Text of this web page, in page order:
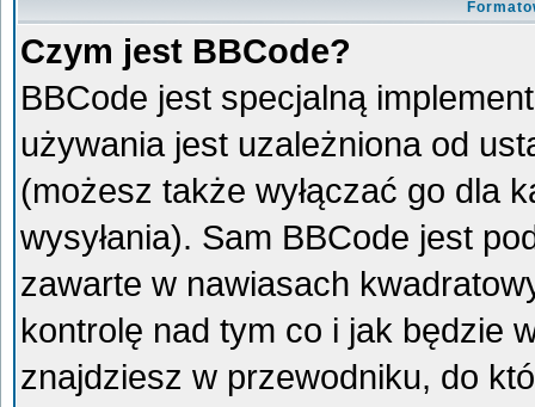
Czym jest BBCode?
BBCode jest specjalną
używania jest uzależniona od
(możesz także wyłączać go dla
wysyłania). Sam BBCode jest
zawarte w nawiasach
kontrolę nad tym co i jak będzie
znajdziesz w przewodniku, do